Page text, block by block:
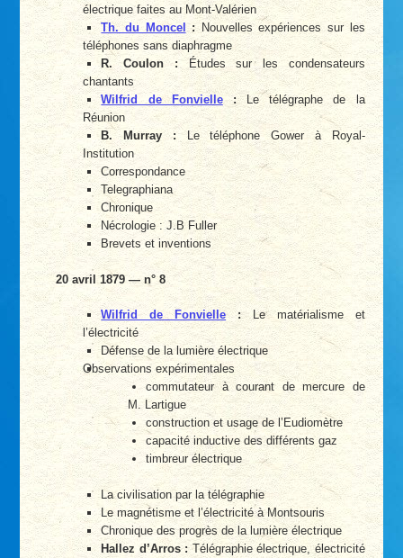
électrique faites au Mont-Valérien
Th. du Moncel : Nouvelles expériences sur les
téléphones sans diaphragme
R. Coulon : Études sur les condensateurs
chantants
Wilfrid de Fonvielle:Le télégraphe de la
Réunion
B. Murray :Le téléphone Gower à Royal-
Institution
Correspondance
Telegraphiana
Chronique
Nécrologie : J.B Fuller
Brevets et inventions
20 avril 1879 — n° 8
Wilfrid de Fonvielle :Le matérialisme et
l’électricité
Défense de la lumière électrique
Observations expérimentales
commutateur à courant de mercure de
M. Lartigue
construction et usage de l’Eudiomètre
capacité inductive des différents gaz
timbreur électrique
La civilisation par la télégraphie
Le magnétisme et l’électricité à Montsouris
Chronique des progrès de la lumière électrique
Hallez d’Arros :Télégraphie électrique, électricité